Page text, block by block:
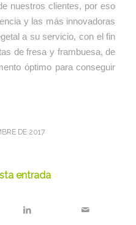
nuestros clientes, por eso
y las más innovadoras
a su servicio, con el fin
de fresa y frambuesa, de
óptimo para conseguir
DE 2017
entrada